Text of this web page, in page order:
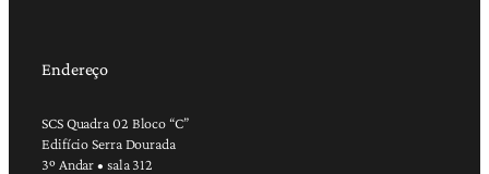
Endereço
SCS Quadra 02 Bloco “C”
Edifício Serra Dourada
3º Andar • sala 312